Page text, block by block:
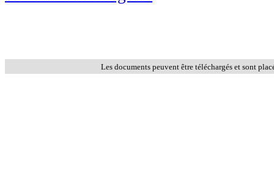
Les documents peuvent être téléchargés et sont